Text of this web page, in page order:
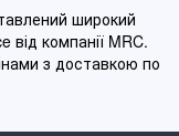
широкий
від компанії MRC.
з доставкою по